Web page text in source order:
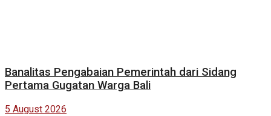
Banalitas Pengabaian Pemerintah dari Sidang
Pertama Gugatan Warga Bali
5 August 2026